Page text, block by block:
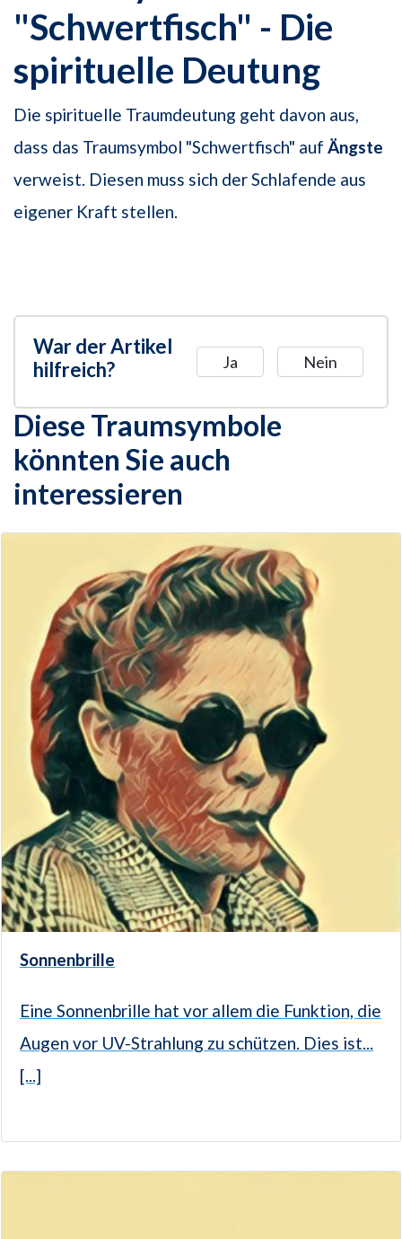
"Schwertfisch" - Die
spirituelle Deutung
Die spirituelle Traumdeutung geht davon aus,
dass das Traumsymbol "Schwertfisch" auf Ängste
verweist. Diesen muss sich der Schlafende aus
eigener Kraft stellen.
War der Artikel
hilfreich?
Ja Nein
Diese Traumsymbole
könnten Sie auch
interessieren
Sonnenbrille
Eine Sonnenbrille hat vor allem die Funktion, die
Augen vor UV-Strahlung zu schützen. Dies ist...
[...]